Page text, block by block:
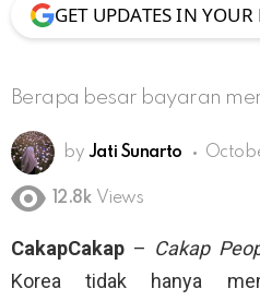
GET UPDATES IN YOUR
Berapa besar bayaran
by Jati Sunarto
12.8k Views
CakapCakap – Cakap
Korea tidak hanya